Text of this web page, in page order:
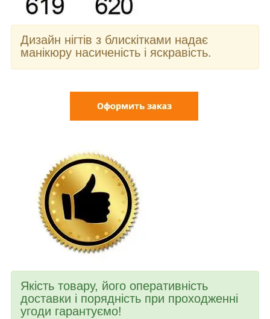
Дизайн нігтів з блискітками надає
манікюру насиченість і яскравість.
Якість товару, його оперативність
доставки і порядність при проходженні
угоди гарантуємо!